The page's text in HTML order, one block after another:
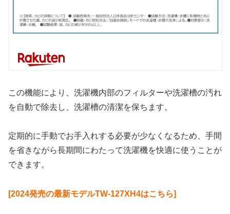
この機能により、洗濯機内部のフィルターや洗濯槽の汚れ
を自動で除去し、洗濯槽の清潔を保ちます。
定期的に手動でお手入れする必要が少なくなるため、手間
を省きながら長期間にわたって洗濯機を快適に使うことが
できます。
[2024発売の最新モデルTW-127XH4はこちら]